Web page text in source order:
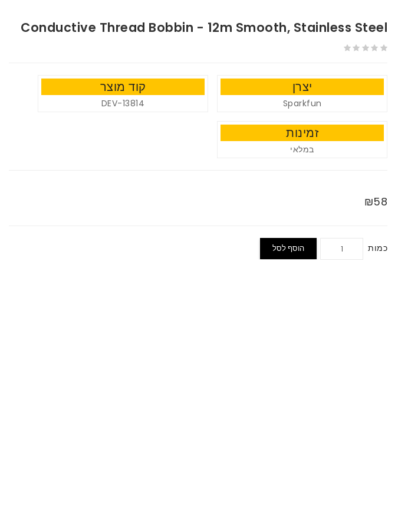
Conductive Thread Bobbin - 12m Smooth, Stainless Steel
יצרן
Sparkfun
קוד מוצר
DEV-13814
זמינות
במלאי
₪58
כמות הוסף לסל